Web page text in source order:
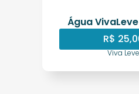
Água
R$
Viva